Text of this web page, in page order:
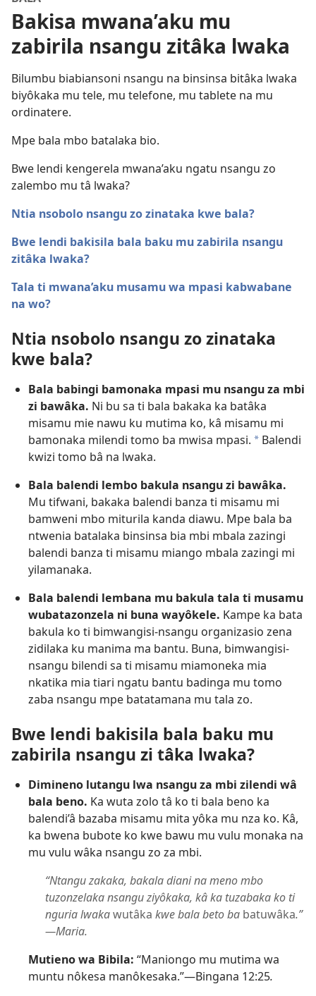
Bakisa mwana’aku mu
zabirila nsangu zitâka lwaka
Bilumbu biabiansoni nsangu na binsinsa bitâka lwaka
biyôkaka mu tele, mu telefone, mu tablete na mu
ordinatere.
Mpe bala mbo batalaka bio.
Bwe lendi kengerela mwana’aku ngatu nsangu zo
zalembo mu tâ lwaka?
Ntia nsobolo nsangu zo zinataka kwe bala?
Bwe lendi bakisila bala baku mu zabirila nsangu
zitâka lwaka?
Tala ti mwana’aku musamu wa mpasi kabwabane
na wo?
Ntia nsobolo nsangu zo zinataka
kwe bala?
Bala babingi bamonaka mpasi mu nsangu za mbi
zi bawâka. Ni bu sa ti bala bakaka ka batâka
misamu mie nawu ku mutima ko, kâ misamu mi
bamonaka milendi tomo ba mwisa mpasi. * Balendi
kwizi tomo bâ na lwaka.
Bala balendi lembo bakula nsangu zi bawâka.
Mu tifwani, bakaka balendi banza ti misamu mi
bamweni mbo miturila kanda diawu. Mpe bala ba
ntwenia batalaka binsinsa bia mbi mbala zazingi
balendi banza ti misamu miango mbala zazingi mi
yilamanaka.
Bala balendi lembana mu bakula tala ti musamu
wubatazonzela ni buna wayôkele. Kampe ka bata
bakula ko ti bimwangisi-nsangu organizasio zena
zidilaka ku manima ma bantu. Buna, bimwangisi-
nsangu bilendi sa ti misamu miamoneka mia
nkatika mia tiari ngatu bantu badinga mu tomo
zaba nsangu mpe batatamana mu tala zo.
Bwe lendi bakisila bala baku mu
zabirila nsangu zi tâka lwaka?
Dimineno lutangu lwa nsangu za mbi zilendi wâ
bala beno. Ka wuta zolo tâ ko ti bala beno ka
balendi’â bazaba misamu mita yôka mu nza ko. Kâ,
ka bwena bubote ko kwe bawu mu vulu monaka na
mu vulu wâka nsangu zo za mbi.
“Ntangu zakaka, bakala diani na meno mbo
tuzonzelaka nsangu ziyôkaka, kâ ka tuzabaka ko ti
nguria lwakawutâka kwe bala beto ba batuwâka.”​
—Maria.
Mutieno wa Bibila: “Maniongo mu mutima wa
muntu nôkesa manôkesaka.”​—Bingana 12:25.